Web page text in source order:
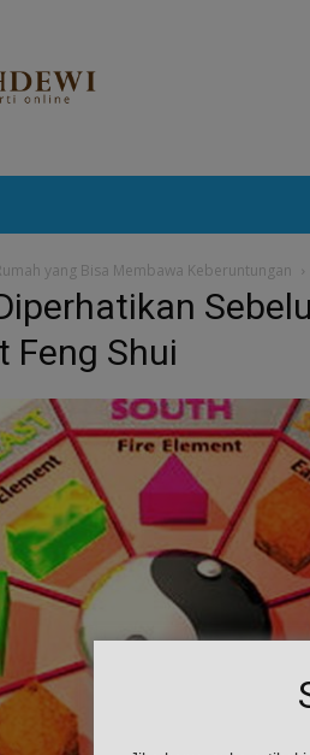
yang Bisa Membawa Keberuntungan
Feng Shui